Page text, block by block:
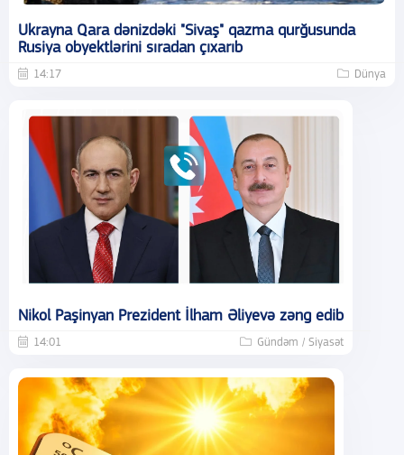
Ukrayna Qara dənizdəki "Sivaş" qazma qurğusunda
Rusiya obyektlərini sıradan çıxarıb
14:17 Dünya
Nikol Paşinyan Prezident İlham Əliyevə zəng edib
14:01 Gündəm / Siyasət